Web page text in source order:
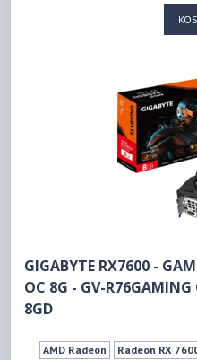
GIGABYTE RX7600 -
OC 8G - GV-R76GAMING
8GD
AMD Radeon Radeon RX